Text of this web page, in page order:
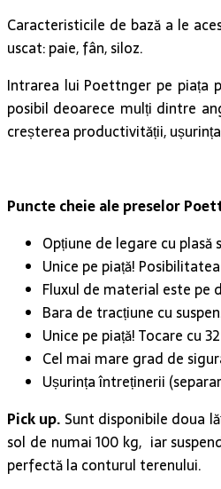
Caracteristicile de bază a le
uscat: paie, fân, siloz.
Intrarea lui Poettnger pe piața
posibil deoarece mulți dintre
creșterea productivității,
Puncte cheie ale preselor
Opțiune de legare cu plasă
Unice pe piață!
Fluxul de material este pe
Bara de tracțiune cu
Unice pe piață! Tocare cu
Cel mai mare grad de
Ușurința întreținerii
Pick up. Sunt disponibile doua
sol de numai 100 kg, iar
perfectă la conturul terenului.